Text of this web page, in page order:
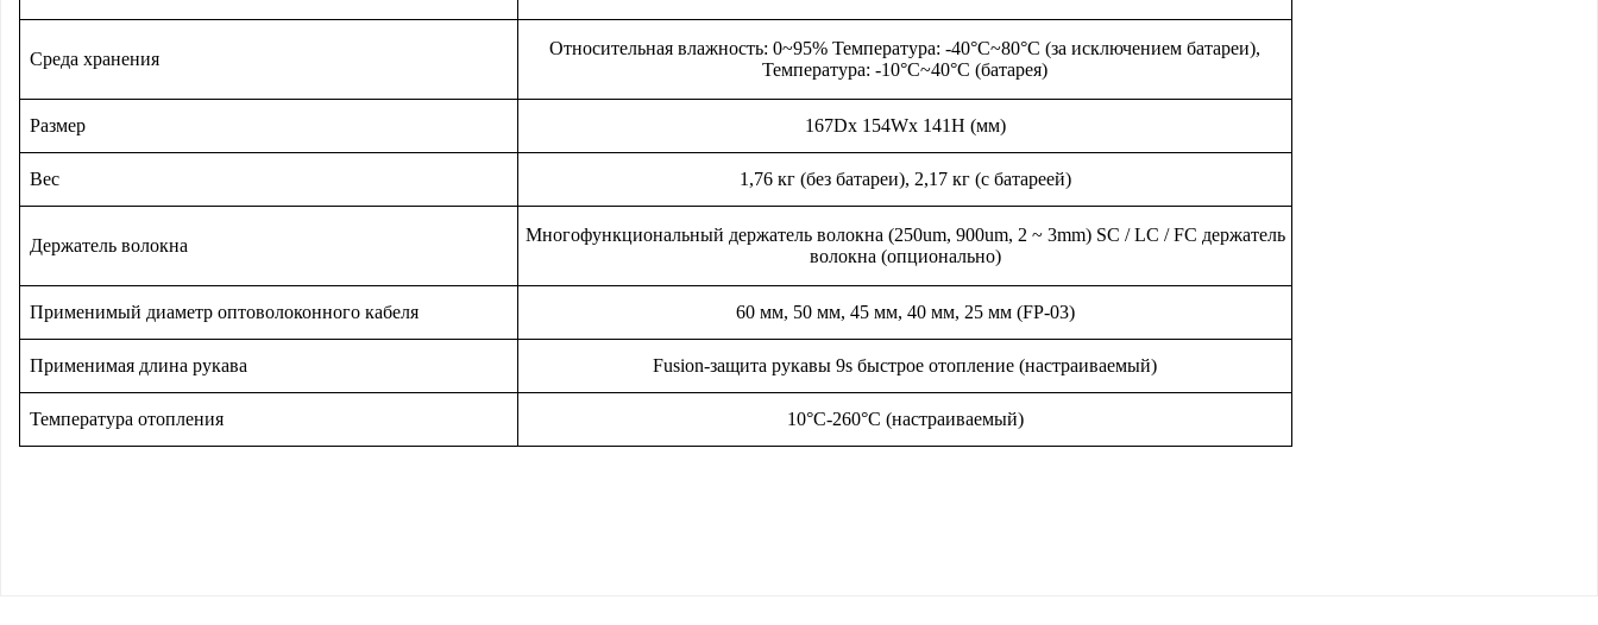
Среда хранения
Относительная влажность: 0~95% Температура: -40°C~80°C (за исключением батареи),
Температура: -10°C~40°C (батарея)
Размер 167Dx 154Wx 141H (мм)
Вес 1,76 кг (без батареи), 2,17 кг (с батареей)
Держатель волокна
Многофункциональный держатель волокна (250um, 900um, 2 ~ 3mm) SC / LC / FC держатель
волокна (опционально)
Применимый диаметр оптоволоконного кабеля 60 мм, 50 мм, 45 мм, 40 мм, 25 мм (FP-03)
Применимая длина рукава Fusion-защита рукавы 9s быстрое отопление (настраиваемый)
Температура отопления 10°C-260°C (настраиваемый)